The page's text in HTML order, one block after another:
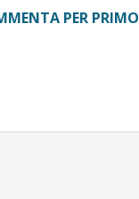
PER PRIMO